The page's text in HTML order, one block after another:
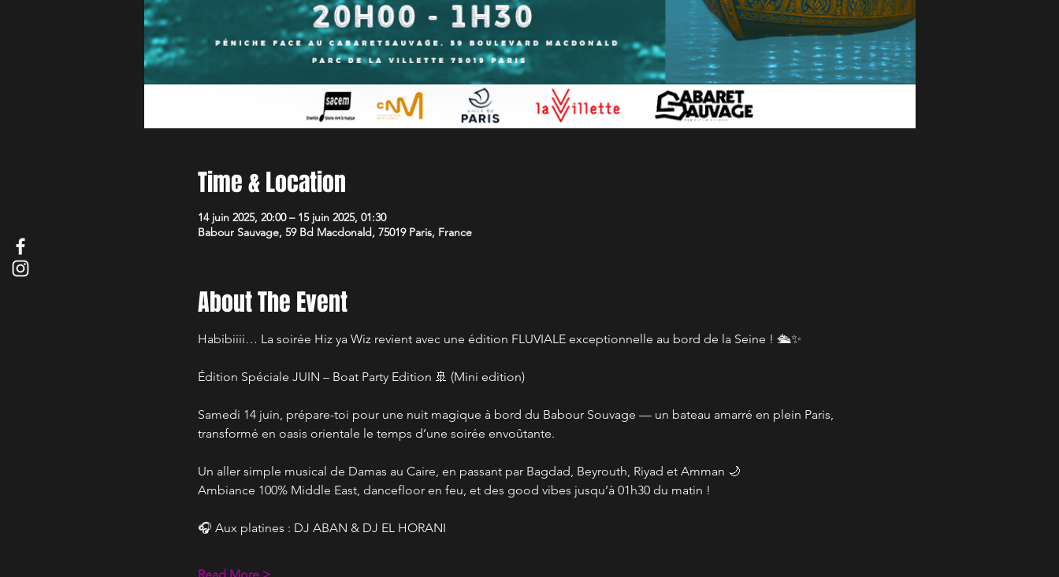
Time & Location
14 juin 2025, 20:00 – 15 juin 2025, 01:30
Babour Sauvage, 59 Bd Macdonald, 75019 Paris, France
About The Event
Habibiiii… La soirée Hiz ya Wiz revient avec une édition FLUVIALE exceptionnelle au bord de la Seine ! 🛳️✨
Édition Spéciale JUIN – Boat Party Edition 🚢 (Mini edition)
Samedi 14 juin, prépare-toi pour une nuit magique à bord du Babour Souvage — un bateau amarré en plein Paris,
transformé en oasis orientale le temps d’une soirée envoûtante.
Un aller simple musical de Damas au Caire, en passant par Bagdad, Beyrouth, Riyad et Amman 🌙
Ambiance 100% Middle East, dancefloor en feu, et des good vibes jusqu’à 01h30 du matin !
🎧 Aux platines : DJ ABAN & DJ EL HORANI